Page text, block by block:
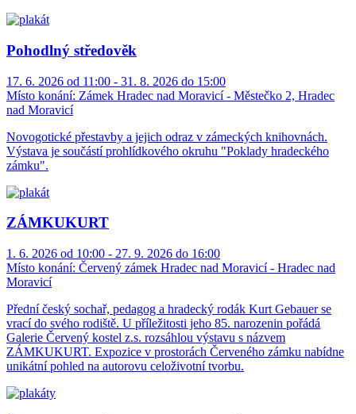
Pohodlný středověk
17. 6. 2026 od 11:00 - 31. 8. 2026 do 15:00
Místo konání: Zámek Hradec nad Moravicí - Městečko 2, Hradec
nad Moravicí
Novogotické přestavby a jejich odraz v zámeckých knihovnách.
Výstava je součástí prohlídkového okruhu "Poklady hradeckého
zámku".
ZÁMKUKURT
1. 6. 2026 od 10:00 - 27. 9. 2026 do 16:00
Místo konání: Červený zámek Hradec nad Moravicí - Hradec nad
Moravicí
Přední český sochař, pedagog a hradecký rodák Kurt Gebauer se
vrací do svého rodiště. U příležitosti jeho 85. narozenin pořádá
Galerie Červený kostel z.s. rozsáhlou výstavu s názvem
ZÁMKUKURT. Expozice v prostorách Červeného zámku nabídne
unikátní pohled na autorovu celoživotní tvorbu.